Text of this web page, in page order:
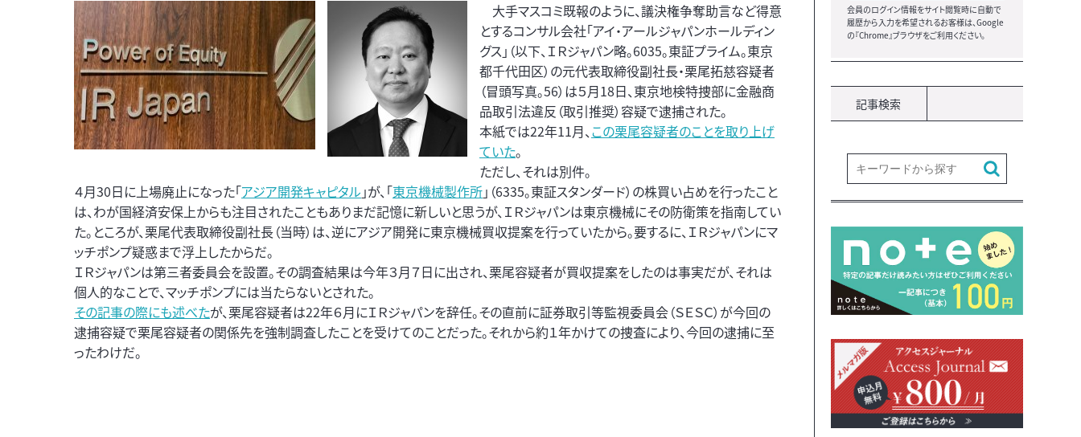
大手マスコミ既報のように、議決権争奪助言など得意
とするコンサル会社「アイ・アールジャパンホールディン
グス」（以下、ＩＲジャパン略。6035。東証プライム。東京
都千代田区）の元代表取締役副社長・栗尾拓慈容疑者
（冒頭写真。56）は５月18日、東京地検特捜部に金融商
品取引法違反（取引推奨）容疑で逮捕された。
本紙では22年11月、この栗尾容疑者のことを取り上げ
ていた。
ただし、それは別件。
４月30日に上場廃止になった「アジア開発キャピタル 」が、「東京機械製作所」（6335。東証スタンダード）の株買い占めを行ったこと
は、わが国経済安保上からも注目されたこともありまだ記憶に新しいと思うが、ＩＲジャパンは東京機械にその防衛策を指南してい
た。ところが、栗尾代表取締役副社長（当時）は、逆にアジア開発に東京機械買収提案を行っていたから。要するに、ＩＲジャパンにマ
ッチポンプ疑惑まで浮上したからだ。
ＩＲジャパンは第三者委員会を設置。その調査結果は今年３月７日に出され、栗尾容疑者が買収提案をしたのは事実だが、それは
個人的なことで、マッチポンプには当たらないとされた。
その記事の際にも述べたが、栗尾容疑者は22年６月にＩＲジャパンを辞任。その直前に証券取引等監視委員会（ＳＥＳＣ）が今回の
逮捕容疑で栗尾容疑者の関係先を強制調査したことを受けてのことだった。それから約１年かけての捜査により、今回の逮捕に至
ったわけだ。
会員のログイン情報をサイト閲覧時に自動で
履歴から入力を希望されるお客様は、Google
の『Chrome』ブラウザをご利用ください。
記事検索